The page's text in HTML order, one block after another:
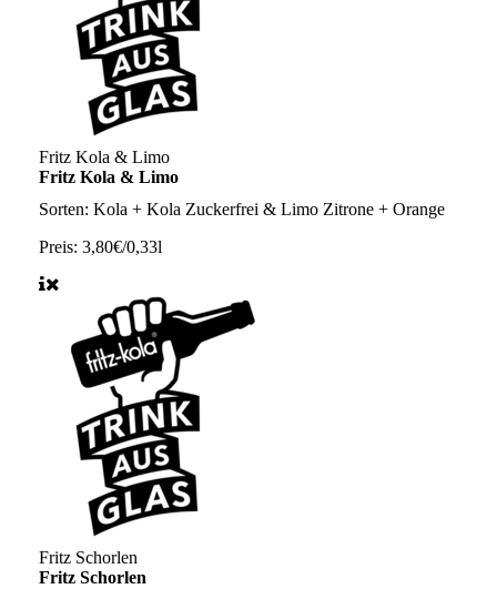
Fritz Kola & Limo
Fritz Kola & Limo
Sorten: Kola + Kola Zuckerfrei & Limo Zitrone + Orange
Preis: 3,80€/0,33l
Fritz Schorlen
Fritz Schorlen